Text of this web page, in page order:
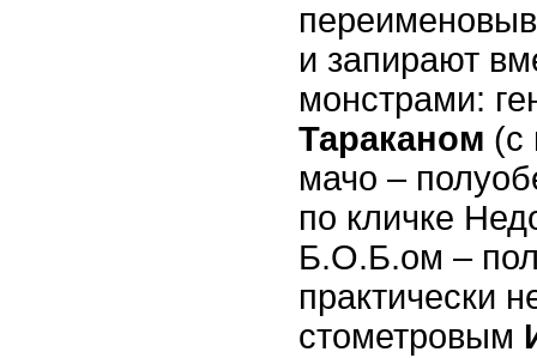
и запирают
монстрами:
Тараканом (с
мачо –
по кличке
Б.О.Б.ом –
практически
стометровым